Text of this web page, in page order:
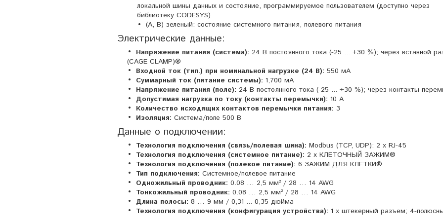
локальной шины данных и состояние, программируемое пользователем (доступно через
библиотеку CODESYS)
(A, B) зеленый: состояние системного питания, полевого питания
Электрические данные:
Напряжение питания (система): 24 В постоянного тока (-25 ... +30 %); через вставной
(CAGE CLAMP)®
Входной ток (тип.) при номинальной нагрузке (24 В): 550 мА
Суммарный ток (питание системы): 1,700 мА
Напряжение питания (поле): 24 В постоянного тока (-25 ... +30 %); через контакты
Допустимая нагрузка по току (контакты перемычки): 10 A
Количество исходящих контактов перемычки питания: 3
Изоляция: Система/поле 500 В
Данные о подключении:
Технология подключения (связь/полевая шина): Modbus (TCP, UDP): 2 x RJ-45
Технология подключения (системное питание): 2 х КЛЕТОЧНЫЙ ЗАЖИМ®
Технология подключения (полевое питание): 6 ЗАЖИМ ДЛЯ КЛЕТКИ®
Тип подключения: Системное/полевое питание
Одножильный проводник: 0.08 … 2,5 мм² / 28 … 14 AWG
Тонкожильный проводник: 0.08 … 2,5 мм² / 28 … 14 AWG
Длина полосы: 8 … 9 мм / 0,31 ... 0,35 дюйма
Технология подключения (конфигурация устройства): 1 х штекерный разъем; 4-